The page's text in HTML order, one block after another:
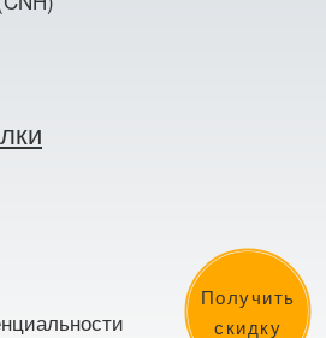
Получить
скидку